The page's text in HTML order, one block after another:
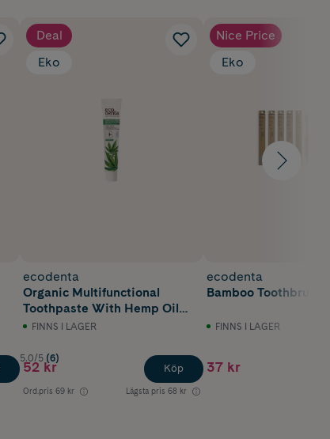
Deal
Eko
ecodenta
Organic Multifunctional
Toothpaste With Hemp Oil
75 ml
FINNS I LAGER
5.0/5 (6)
52 kr
Ord.pris 69 kr Lägsta pris 68 kr
Köp
Nice Price
Eko
ecodenta
Bamboo Toothbrush
FINNS I LAGER
37 kr